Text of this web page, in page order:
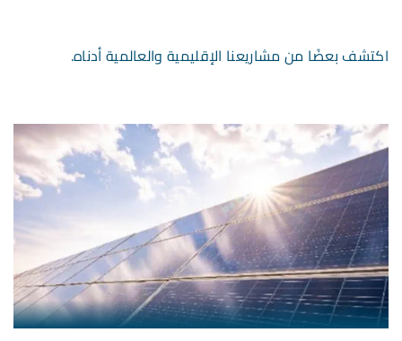
اكتشف بعضًا من مشاريعنا الإقليمية والعالمية أدناه.